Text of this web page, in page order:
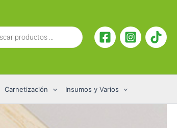
Carnetización Insumos y Varios